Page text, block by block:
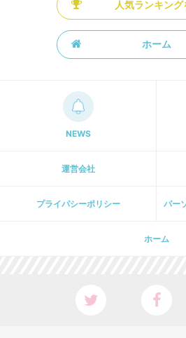
人気ランキング
ホーム
NEWS
運営会社
プライパシーポリシー パー
ホーム